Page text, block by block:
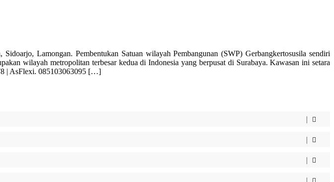
Lamongan. Pembentukan Satuan wilayah Pembangunan (SWP) Gerbangkertosusila sendiri
wilayah metropolitan terbesar kedua di Indonesia yang berpusat di Surabaya. Kawasan ini setara
| AsFlexi. 085103063095 […]